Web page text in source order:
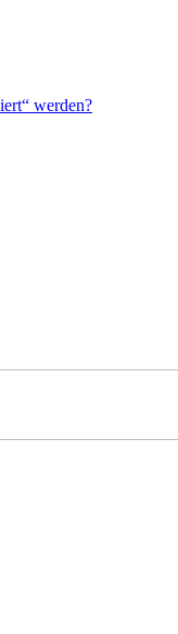
werden?